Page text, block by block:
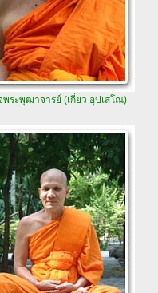
พระพุฒาจารย์ (เกี่ยว อุปเสโณ)